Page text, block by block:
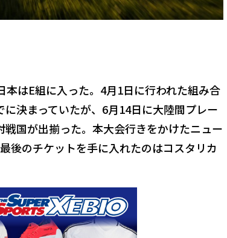
はE組に入った。4月1日に行われた組み合
決まっていたが、6月14日に大陸間プレー
国が出揃った。本大会行きをかけたニュー
後のチケットを手に入れたのはコスタリカ